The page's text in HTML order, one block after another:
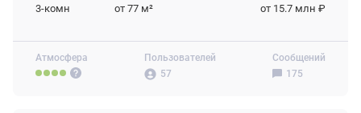
Атмосфера
Пользователей
57
Сообщений
175
3-комн
от 77 м² от 15.7 млн ₽